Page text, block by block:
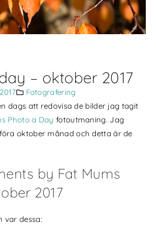
– oktober 2017
Fotografering
dags att redovisa de bilder jag tagit
Photo a Day fotoutmaning. Jag
oktober månad och detta är de
by Fat Mums
2017
var dessa: